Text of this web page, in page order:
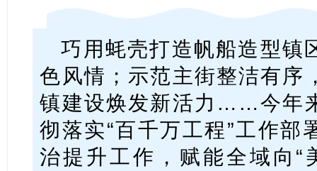
巧用蚝壳打造帆船造型镇
色风情；示范主街整洁有序
镇建设焕发新活力……今年
彻落实“百千万工程”工作部
治提升工作，赋能全域向“